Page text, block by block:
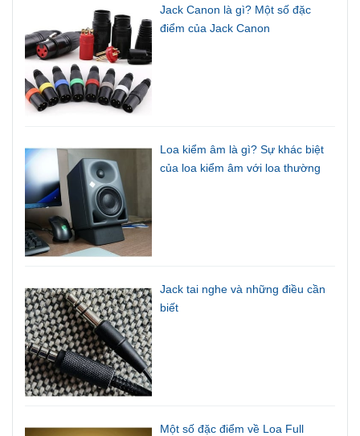
Jack Canon là gì? Một số đặc
điểm của Jack Canon
Loa kiểm âm là gì? Sự khác biệt
của loa kiểm âm với loa thường
Jack tai nghe và những điều cần
biết
Một số đặc điểm về Loa Full